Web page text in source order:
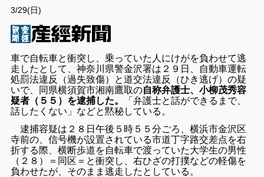
3/29(日)
車で自転車と衝突し、乗っていた人にけがを負わせて逃
走したとして、神奈川県警金沢署は２９日、自動車運転
処罰法違反（過失致傷）と道交法違反（ひき逃げ）の疑
いで、同県横須賀市湘南鷹取の自称弁護士、小柳茂秀容
疑者（５５）を逮捕した。
「弁護士と話ができるまで、
話したくない」などと黙秘している。
逮捕容疑は２８日午後５時５５分ごろ、横浜市金沢区
寺前の、信号機が設置されている市道丁字路交差点を右
折する際、横断歩道を自転車で渡っていた大学生の男性
（２８）＝同区＝と衝突し、右ひざの打撲などの軽傷を
負わせたが、そのまま逃走したとしている。